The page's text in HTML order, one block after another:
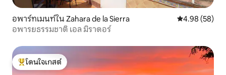
อพาร์ทเมนท์ใน Zahara de la Sierra คะแนนเฉลี่ย
4.98 (58)
อพารยธรรมชาติ เอล มิราดอร์
โดนใจเกสต์ที่สุด
โดนใจเกสต์